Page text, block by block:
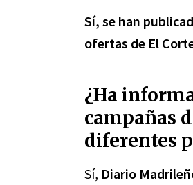
Sí, se han
ofertas de El
¿Ha
campañas
diferentes
Sí, Diario